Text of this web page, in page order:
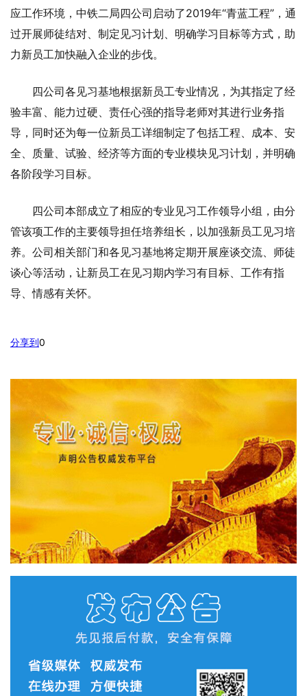
应工作环境，中铁二局四公司启动了2019年“青蓝工程”，通
过开展师徒结对、制定见习计划、明确学习目标等方式，助
力新员工加快融入企业的步伐。
四公司各见习基地根据新员工专业情况，为其指定了经
验丰富、能力过硬、责任心强的指导老师对其进行业务指
导，同时还为每一位新员工详细制定了包括工程、成本、安
全、质量、试验、经济等方面的专业模块见习计划，并明确
各阶段学习目标。
四公司本部成立了相应的专业见习工作领导小组，由分
管该项工作的主要领导担任培养组长，以加强新员工见习培
养。公司相关部门和各见习基地将定期开展座谈交流、师徒
谈心等活动，让新员工在见习期内学习有目标、工作有指
导、情感有关怀。
分享到0